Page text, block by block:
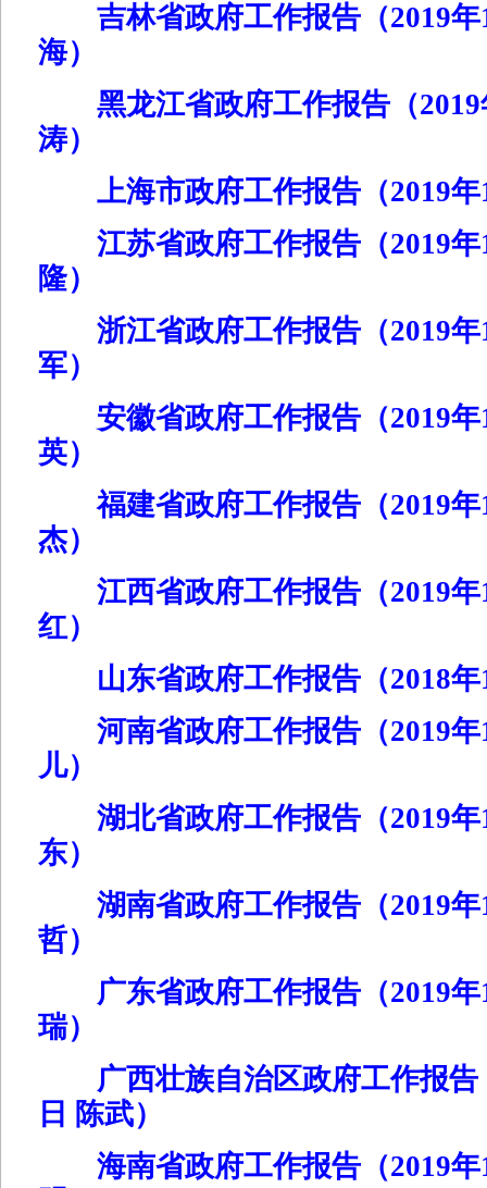
吉林省政府工作报告（2019
海）
黑龙江省政府工作报告（
涛）
上海市政府工作报告（2019
江苏省政府工作报告（2019
隆）
浙江省政府工作报告（2019
军）
安徽省政府工作报告（2019
英）
福建省政府工作报告（2019
杰）
江西省政府工作报告（2019
红）
山东省政府工作报告（2018
河南省政府工作报告（2019
儿）
湖北省政府工作报告（2019
东）
湖南省政府工作报告（2019
哲）
广东省政府工作报告（2019
瑞）
广西壮族自治区政府工作报告
日 陈武）
海南省政府工作报告（2019